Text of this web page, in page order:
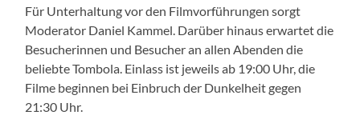
Für Unterhaltung vor den Filmvorführungen sorgt
Moderator Daniel Kammel. Darüber hinaus erwartet die
Besucherinnen und Besucher an allen Abenden die
beliebte Tombola. Einlass ist jeweils ab 19:00 Uhr, die
Filme beginnen bei Einbruch der Dunkelheit gegen
21:30 Uhr.